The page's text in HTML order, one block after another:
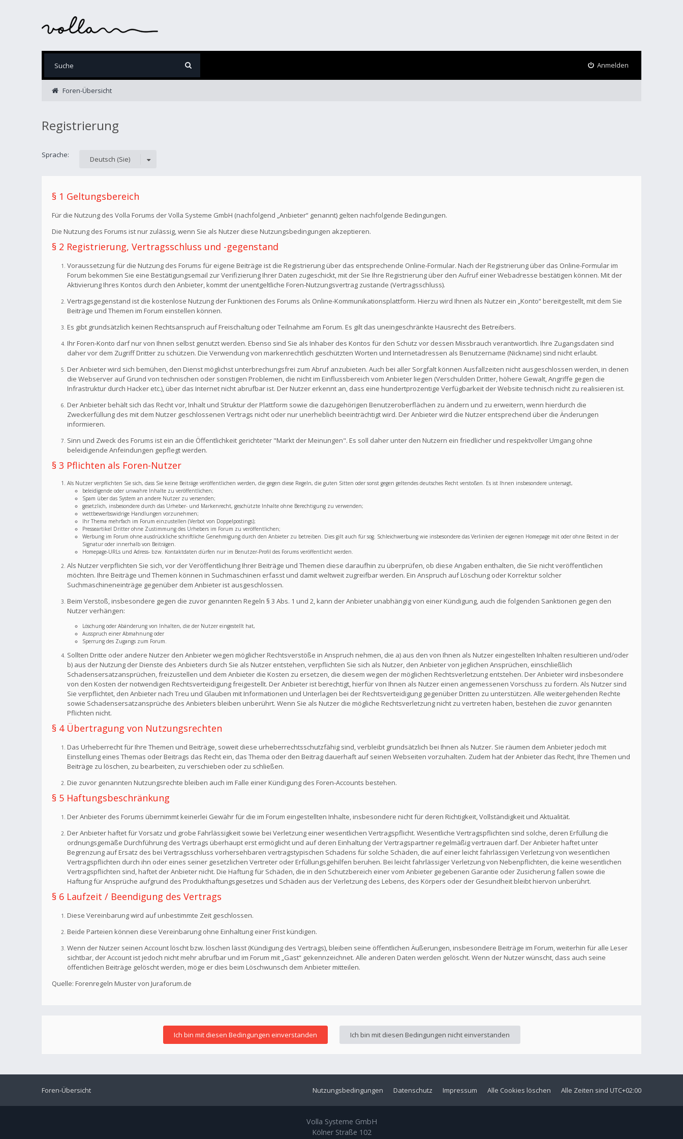
Anmelden
Foren-Übersicht
Registrierung
Sprache: Deutsch (Sie)
§ 1 Geltungsbereich
Für die Nutzung des Volla Forums der Volla Systeme GmbH (nachfolgend „Anbieter“ genannt) gelten nachfolgende Bedingungen.
Die Nutzung des Forums ist nur zulässig, wenn Sie als Nutzer diese Nutzungsbedingungen akzeptieren.
§ 2 Registrierung, Vertragsschluss und -gegenstand
Voraussetzung für die Nutzung des Forums für eigene Beiträge ist die Registrierung über das entsprechende Online-Formular. Nach der Registrierung über das Online-Formular im
Forum bekommen Sie eine Bestätigungsemail zur Verifizierung Ihrer Daten zugeschickt, mit der Sie Ihre Registrierung über den Aufruf einer Webadresse bestätigen können. Mit der
Aktivierung Ihres Kontos durch den Anbieter, kommt der unentgeltliche Foren-Nutzungsvertrag zustande (Vertragsschluss).
Vertragsgegenstand ist die kostenlose Nutzung der Funktionen des Forums als Online-Kommunikationsplattform. Hierzu wird Ihnen als Nutzer ein „Konto“ bereitgestellt, mit dem Sie
Beiträge und Themen im Forum einstellen können.
Es gibt grundsätzlich keinen Rechtsanspruch auf Freischaltung oder Teilnahme am Forum. Es gilt das uneingeschränkte Hausrecht des Betreibers.
Ihr Foren-Konto darf nur von Ihnen selbst genutzt werden. Ebenso sind Sie als Inhaber des Kontos für den Schutz vor dessen Missbrauch verantwortlich. Ihre Zugangsdaten sind
daher vor dem Zugriff Dritter zu schützen. Die Verwendung von markenrechtlich geschützten Worten und Internetadressen als Benutzername (Nickname) sind nicht erlaubt.
Der Anbieter wird sich bemühen, den Dienst möglichst unterbrechungsfrei zum Abruf anzubieten. Auch bei aller Sorgfalt können Ausfallzeiten nicht ausgeschlossen werden, in denen
die Webserver auf Grund von technischen oder sonstigen Problemen, die nicht im Einflussbereich vom Anbieter liegen (Verschulden Dritter, höhere Gewalt, Angriffe gegen die
Infrastruktur durch Hacker etc.), über das Internet nicht abrufbar ist. Der Nutzer erkennt an, dass eine hundertprozentige Verfügbarkeit der Website technisch nicht zu realisieren ist.
Der Anbieter behält sich das Recht vor, Inhalt und Struktur der Plattform sowie die dazugehörigen Benutzeroberflächen zu ändern und zu erweitern, wenn hierdurch die
Zweckerfüllung des mit dem Nutzer geschlossenen Vertrags nicht oder nur unerheblich beeinträchtigt wird. Der Anbieter wird die Nutzer entsprechend über die Änderungen
informieren.
Sinn und Zweck des Forums ist ein an die Öffentlichkeit gerichteter "Markt der Meinungen". Es soll daher unter den Nutzern ein friedlicher und respektvoller Umgang ohne
beleidigende Anfeindungen gepflegt werden.
§ 3 Pflichten als Foren-Nutzer
Als Nutzer verpflichten Sie sich, dass Sie keine Beiträge veröffentlichen werden, die gegen diese Regeln, die guten Sitten oder sonst gegen geltendes deutsches Recht verstoßen. Es ist Ihnen insbesondere untersagt,
beleidigende oder unwahre Inhalte zu veröffentlichen;
Spam über das System an andere Nutzer zu versenden;
gesetzlich, insbesondere durch das Urheber- und Markenrecht, geschützte Inhalte ohne Berechtigung zu verwenden;
wettbewerbswidrige Handlungen vorzunehmen;
Ihr Thema mehrfach im Forum einzustellen (Verbot von Doppelpostings);
Presseartikel Dritter ohne Zustimmung des Urhebers im Forum zu veröffentlichen;
Werbung im Forum ohne ausdrückliche schriftliche Genehmigung durch den Anbieter zu betreiben. Dies gilt auch für sog. Schleichwerbung wie insbesondere das Verlinken der eigenen Homepage mit oder ohne Beitext in der
Signatur oder innerhalb von Beiträgen.
Homepage-URLs und Adress- bzw. Kontaktdaten dürfen nur im Benutzer-Profil des Forums veröffentlicht werden.
Als Nutzer verpflichten Sie sich, vor der Veröffentlichung Ihrer Beiträge und Themen diese daraufhin zu überprüfen, ob diese Angaben enthalten, die Sie nicht veröffentlichen
möchten. Ihre Beiträge und Themen können in Suchmaschinen erfasst und damit weltweit zugreifbar werden. Ein Anspruch auf Löschung oder Korrektur solcher
Suchmaschineneinträge gegenüber dem Anbieter ist ausgeschlossen.
Beim Verstoß, insbesondere gegen die zuvor genannten Regeln § 3 Abs. 1 und 2, kann der Anbieter unabhängig von einer Kündigung, auch die folgenden Sanktionen gegen den
Nutzer verhängen:
Löschung oder Abänderung von Inhalten, die der Nutzer eingestellt hat,
Ausspruch einer Abmahnung oder
Sperrung des Zugangs zum Forum.
Sollten Dritte oder andere Nutzer den Anbieter wegen möglicher Rechtsverstöße in Anspruch nehmen, die a) aus den von Ihnen als Nutzer eingestellten Inhalten resultieren und/oder
b) aus der Nutzung der Dienste des Anbieters durch Sie als Nutzer entstehen, verpflichten Sie sich als Nutzer, den Anbieter von jeglichen Ansprüchen, einschließlich
Schadensersatzansprüchen, freizustellen und dem Anbieter die Kosten zu ersetzen, die diesem wegen der möglichen Rechtsverletzung entstehen. Der Anbieter wird insbesondere
von den Kosten der notwendigen Rechtsverteidigung freigestellt. Der Anbieter ist berechtigt, hierfür von Ihnen als Nutzer einen angemessenen Vorschuss zu fordern. Als Nutzer sind
Sie verpflichtet, den Anbieter nach Treu und Glauben mit Informationen und Unterlagen bei der Rechtsverteidigung gegenüber Dritten zu unterstützen. Alle weitergehenden Rechte
sowie Schadensersatzansprüche des Anbieters bleiben unberührt. Wenn Sie als Nutzer die mögliche Rechtsverletzung nicht zu vertreten haben, bestehen die zuvor genannten
Pflichten nicht.
§ 4 Übertragung von Nutzungsrechten
Das Urheberrecht für Ihre Themen und Beiträge, soweit diese urheberrechtsschutzfähig sind, verbleibt grundsätzlich bei Ihnen als Nutzer. Sie räumen dem Anbieter jedoch mit
Einstellung eines Themas oder Beitrags das Recht ein, das Thema oder den Beitrag dauerhaft auf seinen Webseiten vorzuhalten. Zudem hat der Anbieter das Recht, Ihre Themen und
Beiträge zu löschen, zu bearbeiten, zu verschieben oder zu schließen.
Die zuvor genannten Nutzungsrechte bleiben auch im Falle einer Kündigung des Foren-Accounts bestehen.
§ 5 Haftungsbeschränkung
Der Anbieter des Forums übernimmt keinerlei Gewähr für die im Forum eingestellten Inhalte, insbesondere nicht für deren Richtigkeit, Vollständigkeit und Aktualität.
Der Anbieter haftet für Vorsatz und grobe Fahrlässigkeit sowie bei Verletzung einer wesentlichen Vertragspflicht. Wesentliche Vertragspflichten sind solche, deren Erfüllung die
ordnungsgemäße Durchführung des Vertrags überhaupt erst ermöglicht und auf deren Einhaltung der Vertragspartner regelmäßig vertrauen darf. Der Anbieter haftet unter
Begrenzung auf Ersatz des bei Vertragsschluss vorhersehbaren vertragstypischen Schadens für solche Schäden, die auf einer leicht fahrlässigen Verletzung von wesentlichen
Vertragspflichten durch ihn oder eines seiner gesetzlichen Vertreter oder Erfüllungsgehilfen beruhen. Bei leicht fahrlässiger Verletzung von Nebenpflichten, die keine wesentlichen
Vertragspflichten sind, haftet der Anbieter nicht. Die Haftung für Schäden, die in den Schutzbereich einer vom Anbieter gegebenen Garantie oder Zusicherung fallen sowie die
Haftung für Ansprüche aufgrund des Produkthaftungsgesetzes und Schäden aus der Verletzung des Lebens, des Körpers oder der Gesundheit bleibt hiervon unberührt.
§ 6 Laufzeit / Beendigung des Vertrags
Diese Vereinbarung wird auf unbestimmte Zeit geschlossen.
Beide Parteien können diese Vereinbarung ohne Einhaltung einer Frist kündigen.
Wenn der Nutzer seinen Account löscht bzw. löschen lässt (Kündigung des Vertrags), bleiben seine öffentlichen Äußerungen, insbesondere Beiträge im Forum, weiterhin für alle Leser
sichtbar, der Account ist jedoch nicht mehr abrufbar und im Forum mit „Gast“ gekennzeichnet. Alle anderen Daten werden gelöscht. Wenn der Nutzer wünscht, dass auch seine
öffentlichen Beiträge gelöscht werden, möge er dies beim Löschwunsch dem Anbieter mitteilen.
Quelle: Forenregeln Muster von Juraforum.de
Foren-Übersicht Alle Zeiten sind UTC+02:00
Alle Cookies löschen
Impressum
Datenschutz
Nutzungsbedingungen
Volla Systeme GmbH
Kölner Straße 102